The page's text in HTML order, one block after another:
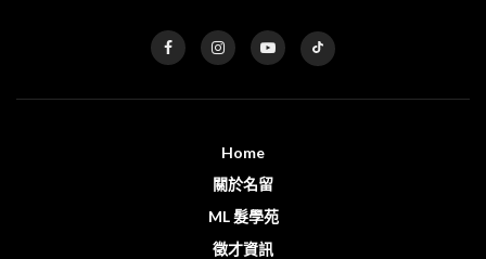
Home
關於名留
ML 髮學苑
徵才資訊